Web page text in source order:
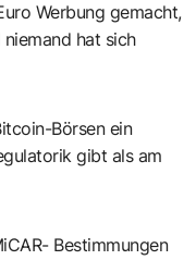
Werbung gemacht,
niemand hat sich
Börsen ein
gibt als am
Bestimmungen